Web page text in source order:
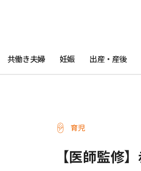
共働き夫婦 妊娠 出産・産後
育児
【医師監修